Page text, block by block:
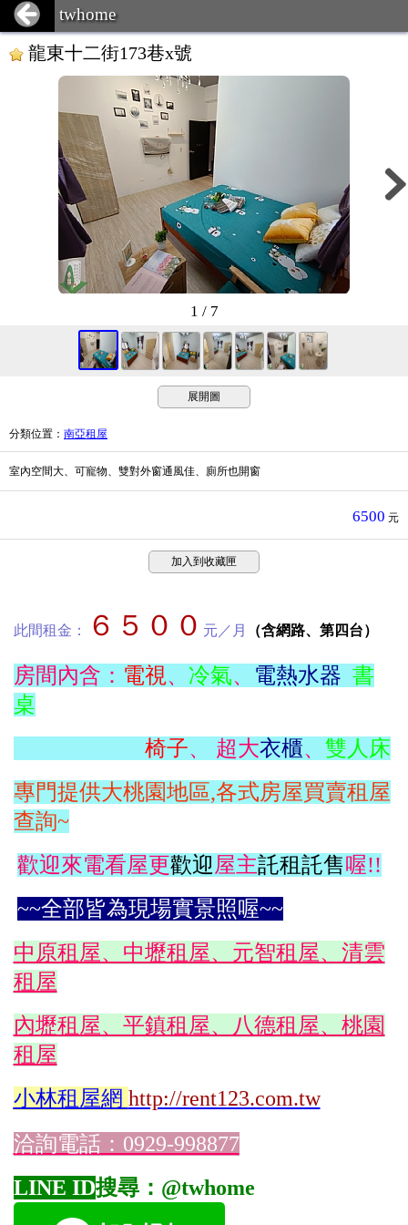
twhome
龍東十二街173巷x號
1 / 7
展開圖
分類位置 ： 南亞租屋
室內空間大、可寵物、雙對外窗通風佳、廁所也開窗
6500 元
加入到收藏匣
此間租金： ６５００ 元／月 （含網路、第四台）
房間內含： 電視、 冷氣、 電熱水器 書
桌
椅子、 超大衣櫃、 雙人床
專門提供大桃園地區,各式房屋買賣租屋
查詢~
歡迎來電看屋更歡迎屋主託租託售喔!!
~~全部皆為現場實景照喔~~
中原租屋、中壢租屋、元智租屋、清雲
租屋
內壢租屋、平鎮租屋、八德租屋、桃園
租屋
小林租屋網 http://rent123.com.tw
洽詢電話：0929-998877
LINE ID搜尋：@twhome